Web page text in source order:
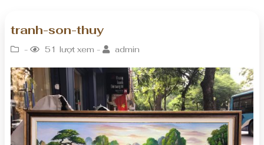
tranh-son-thuy
- 51 lượt xem - admin